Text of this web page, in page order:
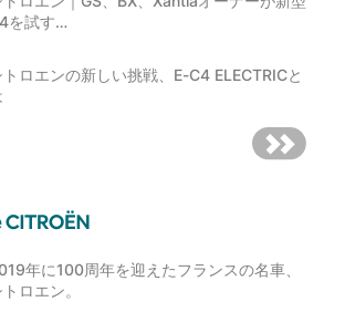
を試す…
トロエンの新しい挑戦、E-C4 ELECTRICと
年に100周年を迎えたフランスの名車、
トロエン。